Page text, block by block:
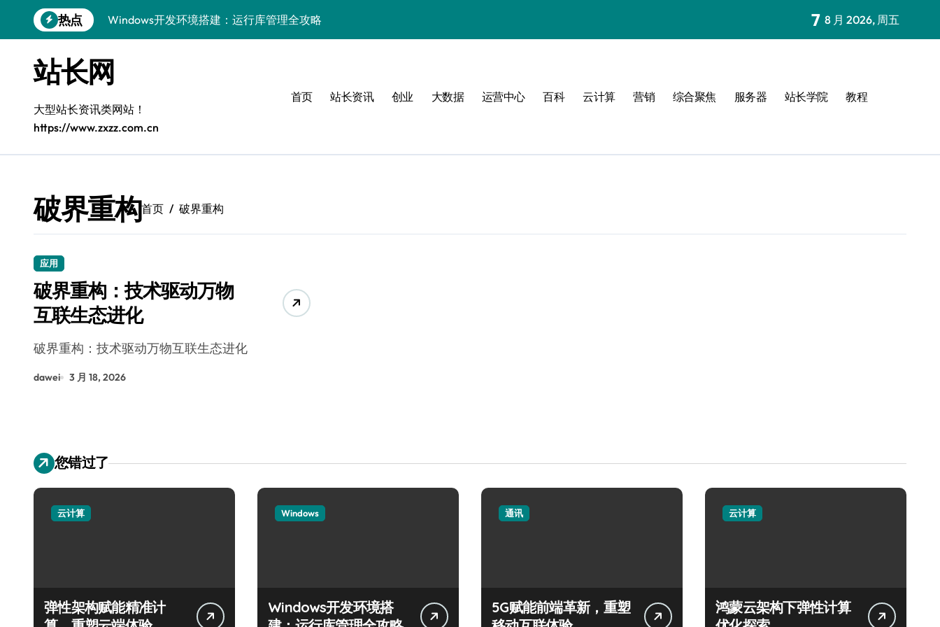
到
热点
Windows开发环境搭建：运行库管理全攻略
鸿蒙云架构下弹性计算优化探索
计算机视觉索引漏洞深度剖析与修复
弹性计算重塑云架构：降本增效实战指南
驭5G之速，铸iOS移动互联新标杆
快速定位漏洞，优化索引效率
7 8 月 2026, 周五
站长网
大型站长资讯类网站！
https://www.zxzz.com.cn
首页 站长资讯 创业 大数据 运营中心 百科 云计算 营销 综合聚焦 服务器 站长学院 教程
破界重构首页 破界重构
应用
破界重构：技术驱动万物
互联生态进化
破界重构：技术驱动万物互联生态进化
dawei 3 月 18, 2026
您错过了
云计算
弹性架构赋能精准计
Windows
Windows开发环境搭
通讯
5G赋能前端革新，重塑
云计算
鸿蒙云架构下弹性计算